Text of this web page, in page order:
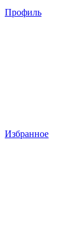
Профиль
Избранное